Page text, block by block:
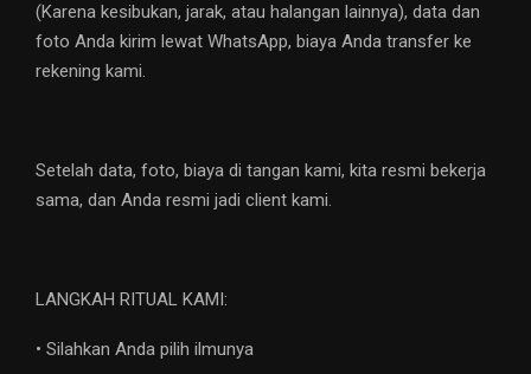
(Karena kesibukan, jarak, atau halangan lainnya), data dan
foto Anda kirim lewat WhatsApp, biaya Anda transfer ke
rekening kami.
Setelah data, foto, biaya di tangan kami, kita resmi bekerja
sama, dan Anda resmi jadi client kami.
LANGKAH RITUAL KAMI:
• Silahkan Anda pilih ilmunya